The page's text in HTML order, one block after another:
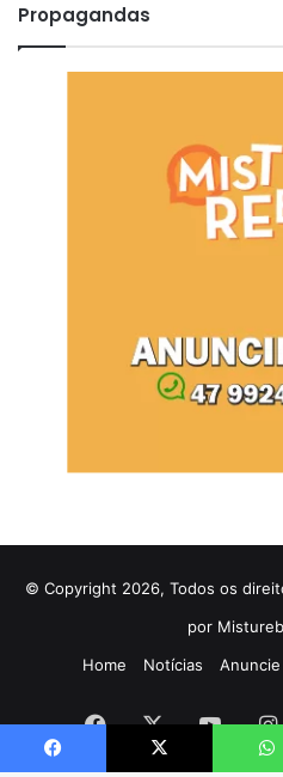
Propagandas
© Copyright 2026, Todos os
por
Home
Notícias Anuncie
Facebook
X
Facebook X